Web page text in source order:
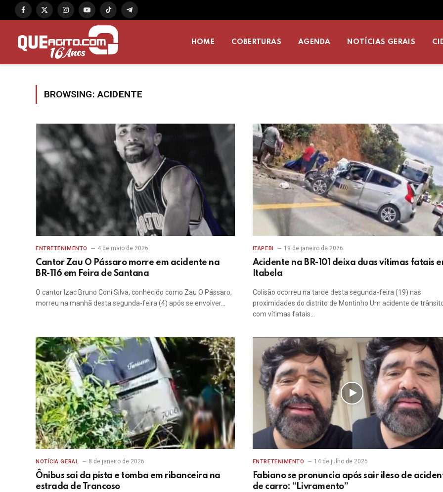
Facebook
X
InstagramYouTubeTikTok Telegram
HOME COBERTURAS AGENDA NOTÍCIAS GERAIS
BROWSING:ACIDENTE
ENTRETENIMENTO 4 de maio de 2026
Cantor Zau O Pássaro morre em acidente na
BR-116 em Feira de Santana
O cantor Izac Bruno Coni Silva, conhecido como Zau O Pássaro,
morreu na manhã desta segunda-feira (4) após se envolver…
ITAPEBI 19 de janeiro de 2026
Acidente na BR-101 deixa duas vítimas fatais
Itabela
Colisão ocorreu na tarde desta segunda-feira (19) nas
proximidades do distrito de Montinho Um acidente de
com vítimas fatais…
NOTÍCIA GERAL 8 de janeiro de 2026
Ônibus sai da pista e tomba em ribanceira na
estrada de Trancoso
ENTRETENIMENTO 14 de julho de 2025
Fabiano se pronuncia após sair ileso de
de carro: “Livramento”